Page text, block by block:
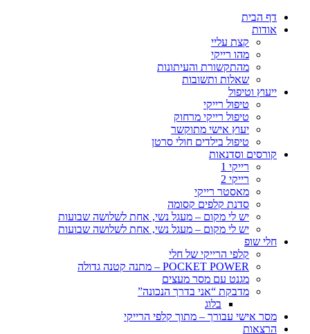
דף הבית
אודות
קצת עליי
מהו רייקי
מהתקשורת והעיתונות
שאלות ותשובות
ייעוץ וטיפול
טיפול רייקי
טיפול רייקי מרחוק
יעוץ אישי מתוקשר
טיפול בילדים חולי סרטן
קורסים וסדנאות
רייקי 1
רייקי 2
מאסטר רייקי
סדנת קלפים קסומה
יש לי מקום – מעגל נשי, אחת לשלושה שבועות
יש לי מקום – מעגל נשי, אחת לשלושה שבועות
חלי שופ
קלפי הרייקי של חלי
POCKET POWER – מתנה קטנה גדולה
מגנט עם מסר מעצים
מדבקת “אני בדרך הנכונה”
בלוג
מסר אישי עבורך – מתוך קלפי הרייקי
הרצאות